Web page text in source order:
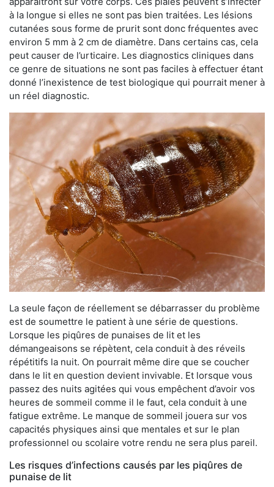
à la longue si elles ne sont pas bien traitées. Les lésions
cutanées sous forme de prurit sont donc fréquentes avec
environ 5 mm à 2 cm de diamètre. Dans certains cas, cela
peut causer de l’urticaire. Les diagnostics cliniques dans
ce genre de situations ne sont pas faciles à effectuer étant
donné l’inexistence de test biologique qui pourrait mener à
un réel diagnostic.
La seule façon de réellement se débarrasser du problème
est de soumettre le patient à une série de questions.
Lorsque les piqûres de punaises de lit et les
démangeaisons se répètent, cela conduit à des réveils
répétitifs la nuit. On pourrait même dire que se coucher
dans le lit en question devient invivable. Et lorsque vous
passez des nuits agitées qui vous empêchent d’avoir vos
heures de sommeil comme il le faut, cela conduit à une
fatigue extrême. Le manque de sommeil jouera sur vos
capacités physiques ainsi que mentales et sur le plan
professionnel ou scolaire votre rendu ne sera plus pareil.
Les risques d’infections causés par les piqûres de
punaise de lit